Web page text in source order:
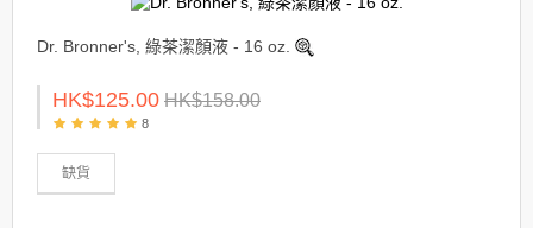
Dr. Bronner's, 綠茶潔顏液 - 16 oz.
HK$125.00 HK$158.00
8
缺貨